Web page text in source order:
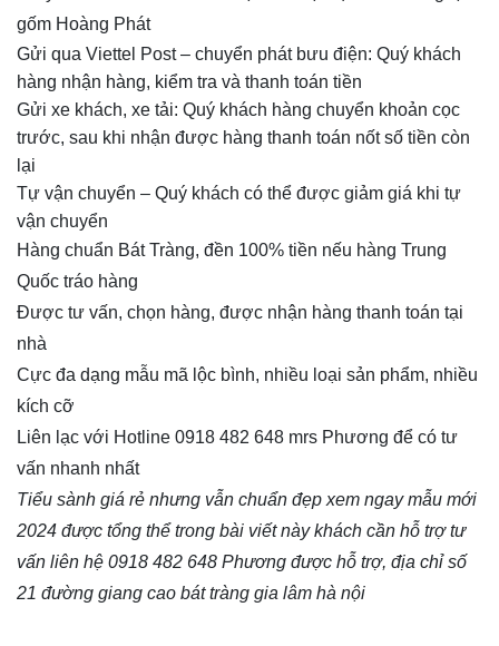
gốm Hoàng Phát
Gửi qua Viettel Post – chuyển phát bưu điện: Quý khách
hàng nhận hàng, kiểm tra và thanh toán tiền
Gửi xe khách, xe tải: Quý khách hàng chuyển khoản cọc
trước, sau khi nhận được hàng thanh toán nốt số tiền còn
lại
Tự vận chuyển – Quý khách có thể được giảm giá khi tự
vận chuyển
Hàng chuẩn Bát Tràng, đền 100% tiền nếu hàng Trung
Quốc tráo hàng
Được tư vấn, chọn hàng, được nhận hàng thanh toán tại
nhà
Cực đa dạng mẫu mã lộc bình, nhiều loại sản phẩm, nhiều
kích cỡ
Liên lạc với Hotline 0918 482 648 mrs Phương để có tư
vấn nhanh nhất
Tiểu sành giá rẻ nhưng vẫn chuẩn đẹp xem ngay mẫu mới
2024 được tổng thể trong bài viết này khách cần hỗ trợ tư
vấn liên hệ 0918 482 648 Phương được hỗ trợ, địa chỉ số
21 đường giang cao bát tràng gia lâm hà nội